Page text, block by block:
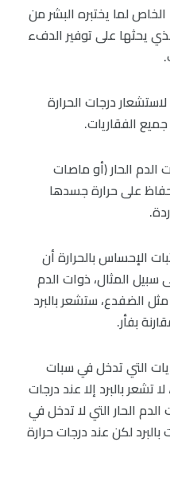
لما يختبره البشر من
يحثها على توفير الدفء
درجات الحرارة
الفقاريات.
الدم الحار (أو ماصات
على حرارة جسدها
الإحساس بالحرارة أن
سبيل المثال، ذوات الدم
مثل الضفدع، ستشعر بالبرد
بفأر.
التي تدخل في سبات
بالبرد إلا عند درجات
الحار التي لا تدخل في
لكن عند درجات حرارة